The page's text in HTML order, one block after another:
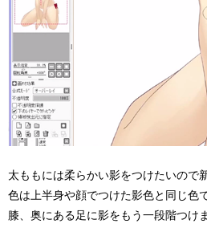
太ももには柔らかい影をつけたいので
色は上半身や顔でつけた影色と同じ色
膝、奥にある足に影をもう一段階つけ